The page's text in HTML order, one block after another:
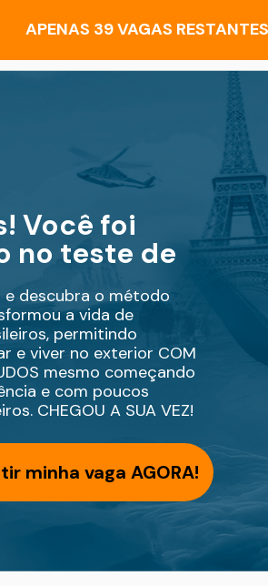
APENAS 39 VAGAS
Você foi
no teste de
e descubra o método
a vida de
permitindo
e viver no exterior COM
mesmo começando
e com poucos
CHEGOU A SUA VEZ!
minha vaga AGORA!